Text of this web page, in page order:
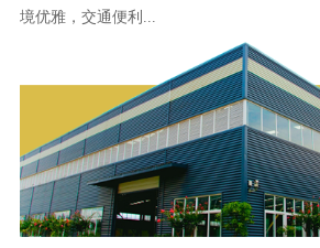
境优雅，交通便利...